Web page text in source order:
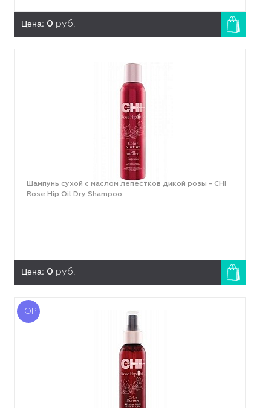
Цена: 0 руб.
Шампунь сухой с маслом лепестков дикой розы - CHI
Rose Hip Oil Dry Shampoo
Цена: 0 руб.
TOP